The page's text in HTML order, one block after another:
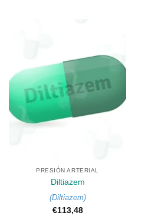
PRESIÓN ARTERIAL
Diltiazem
(Diltiazem)
€113,48